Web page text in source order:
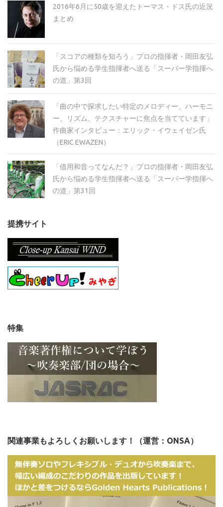
2016年6月に50歳を迎えたトーマス・ドス氏の近況
まとめ
「スコアの種類を知ろう」プロの指揮者・岡田友弘
氏から悩める学生指揮者へ送る「スーパー学指揮へ
の道」第3回
「曲の中で探求したい特定のメロディー、ハーモニ
ー、リズム、テクスチャーに焦点を当てています」
作曲家インタビュー：エリック・イウェイゼン氏
（ERIC EWAZEN）
「借用和音ってなんだ？」プロの指揮者・岡田友弘
氏から悩める学生指揮者へ送る「スーパー学指揮へ
の道」第31回
提携サイト
特集
関連事業もよろしくお願いします！（運営：ONSA）